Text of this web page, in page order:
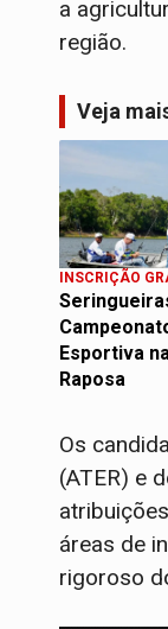
a
região.
Veja
INSCRIÇÃO
Esportiva
Raposa
Os
(ATER) e
áreas de
rigoroso